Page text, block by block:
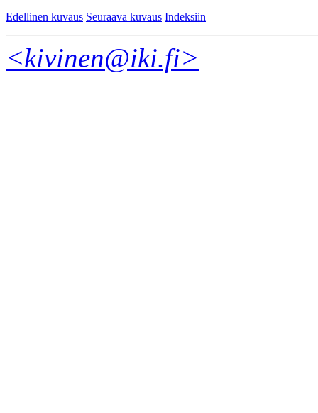
Edellinen kuvaus Seuraava kuvaus Indeksiin
<kivinen@iki.fi>